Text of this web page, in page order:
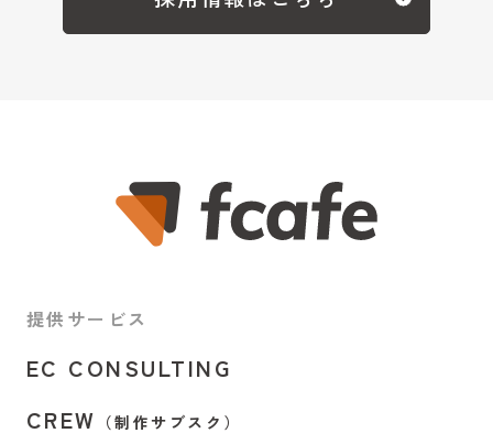
提供サービス
EC CONSULTING
CREW （制作サブスク）